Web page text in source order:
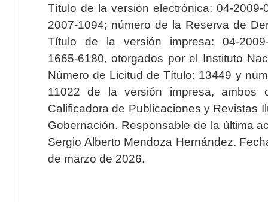
Título de la versión electrónica: 04-2009-
2007-1094; número de la Reserva de
Título de la versión impresa: 04-2009-
1665-6180, otorgados por el Instituto
Número de Licitud de Título: 13449 y
11022 de la versión impresa, ambos
Calificadora de Publicaciones y Revistas
Gobernación. Responsable de la última
Sergio Alberto Mendoza Hernández.
de marzo de 2026.